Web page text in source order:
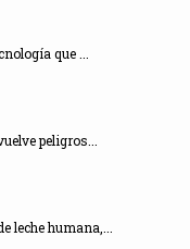
que ...
peligros...
humana,...